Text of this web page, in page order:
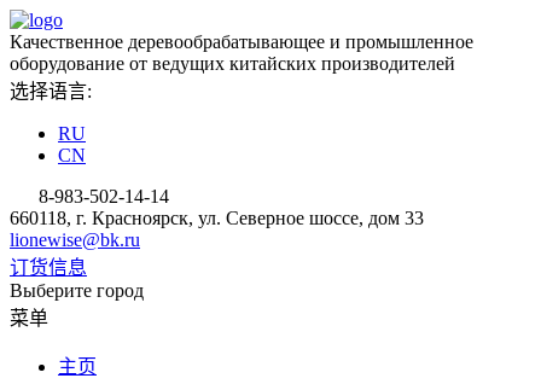
Качественное деревообрабатывающее и промышленное
оборудование от ведущих китайских производителей
选择语言:
RU
CN
8-983-502-14-14
660118, г. Красноярск, ул. Северное шоссе, дом 33
lionewise@bk.ru
订货信息
Выберите город
菜单
主页